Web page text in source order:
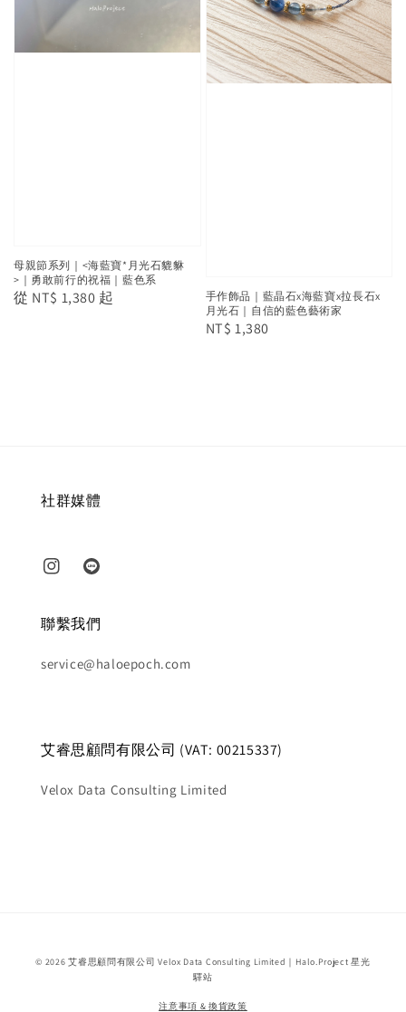
母親節系列｜<海藍寶*月光石貔貅
>｜勇敢前行的祝福｜藍色系
Regular
從 NT$ 1,380 起
手作飾品｜藍晶石x海藍寶x拉長石x
月光石｜自信的藍色藝術家
Regular
NT$ 1,380
社群媒體
聯繫我們
service@haloepoch.com
艾睿思顧問有限公司 (VAT: 00215337)
Velox Data Consulting Limited
© 2026 艾睿思顧問有限公司 Velox Data Consulting Limited｜Halo.Project 星光
驛站
注意事項 & 換貨政策